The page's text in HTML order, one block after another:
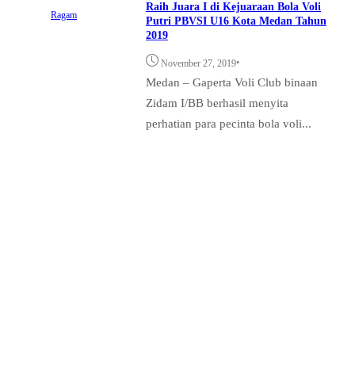
Ragam
Raih Juara I di Kejuaraan Bola Voli
Putri PBVSI U16 Kota Medan Tahun
2019
November 27, 2019•
Medan – Gaperta Voli Club binaan
Zidam I/BB berhasil menyita
perhatian para pecinta bola voli...